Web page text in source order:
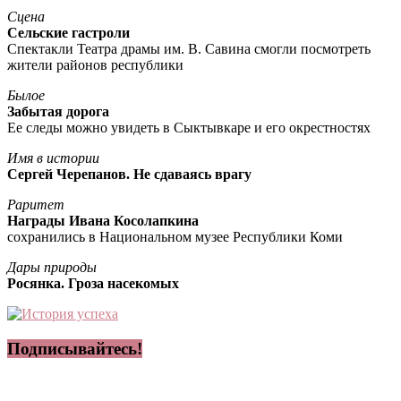
Сцена
Сельские гастроли
Спектакли Театра драмы им. В. Савина смогли посмотреть
жители районов республики
Былое
Забытая дорога
Ее следы можно увидеть в Сыктывкаре и его окрестностях
Имя в истории
Сергей Черепанов. Не сдаваясь врагу
Раритет
Награды Ивана Косолапкина
сохранились в Национальном музее Республики Коми
Дары природы
Росянка. Гроза насекомых
Подписывайтесь!